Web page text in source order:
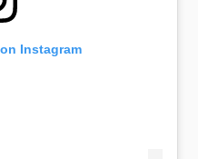
Instagram